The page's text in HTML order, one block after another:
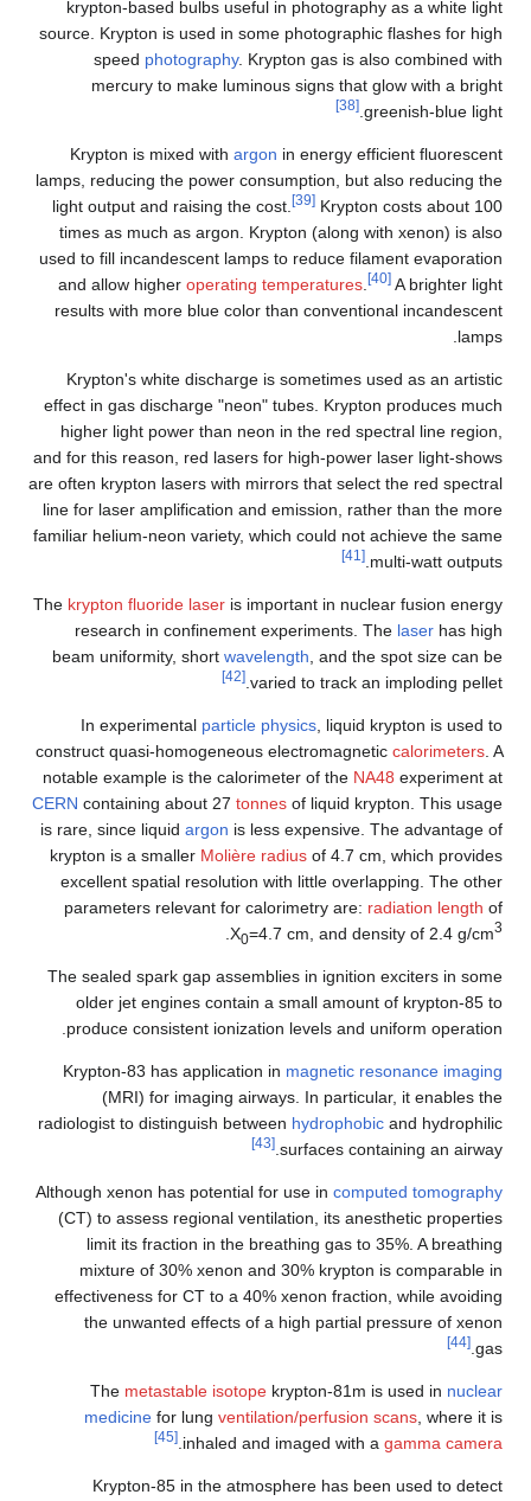
krypton-based bulbs useful in photography as a white light
source. Krypton is used in some photographic flashes for high
speed photography. Krypton gas is also combined with
mercury to make luminous signs that glow with a bright
greenish-blue light.
[38]
Krypton is mixed with argon in energy efficient fluorescent
lamps, reducing the power consumption, but also reducing the
light output and raising the cost.
[39] Krypton costs about 100
times as much as argon. Krypton (along with xenon) is also
used to fill incandescent lamps to reduce filament evaporation
and allow higher operating temperatures [40] A brighter light
results with more blue color than conventional incandescent
lamps.
Krypton's white discharge is sometimes used as an artistic
effect in gas discharge "neon" tubes. Krypton produces much
higher light power than neon in the red spectral line region,
and for this reason, red lasers for high-power laser light-shows
are often krypton lasers with mirrors that select the red spectral
line for laser amplification and emission, rather than the more
familiar helium-neon variety, which could not achieve the same
multi-watt outputs.
[41]
The krypton fluoride laser is important in nuclear fusion energy
research in confinement experiments. The laser has high
beam uniformity, short wavelength , and the spot size can be
varied to track an imploding pellet.
[42]
In experimental particle physics , liquid krypton is used to
construct quasi-homogeneous electromagnetic calorimeters . A
notable example is the calorimeter of the NA48 experiment at
CERN containing about 27 tonnes of liquid krypton. This usage
is rare, since liquid argon is less expensive. The advantage of
krypton is a smaller Molière radius of 4.7 cm, which provides
excellent spatial resolution with little overlapping. The other
parameters relevant for calorimetry are: radiation length of
X0=4.7 cm, and density of 2.4 g/cm3
The sealed spark gap assemblies in ignition exciters in some
older jet engines contain a small amount of krypton-85 to
produce consistent ionization levels and uniform operation.
Krypton-83 has application in magnetic resonance imaging
(MRI) for imaging airways. In particular, it enables the
radiologist to distinguish between hydrophobic and hydrophilic
surfaces containing an airway.
[43]
Although xenon has potential for use in computed tomography
(CT) to assess regional ventilation, its anesthetic properties
limit its fraction in the breathing gas to 35%. A breathing
mixture of 30% xenon and 30% krypton is comparable in
effectiveness for CT to a 40% xenon fraction, while avoiding
the unwanted effects of a high partial pressure of xenon
gas.
[44]
The metastable isotope krypton-81m is used in nuclear
medicine for lung ventilation/perfusion scans , where it is
inhaled and imaged with a gamma camera
[45]
Krypton-85 in the atmosphere has been used to detect